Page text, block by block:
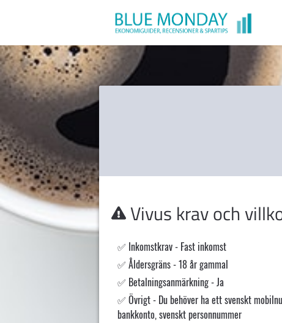
Vivus krav och
Inkomstkrav - Fast inkomst
Åldersgräns - 18 år gammal
Betalningsanmärkning - Ja
Övrigt - Du behöver ha ett svenskt
bankkonto, svenskt personnummer